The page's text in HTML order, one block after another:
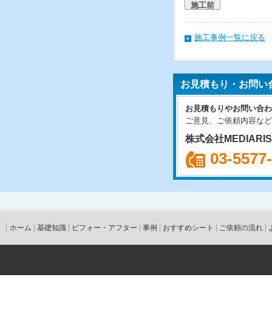
施工前
施工事例一覧に戻る
お見積もり・お問い
お見積もりやお問い合
ご意見、ご依頼内容な
株式会社
03-
ホーム 基礎知識 ビフォー・アフター 事例 おすすめシート ご依頼の流れ